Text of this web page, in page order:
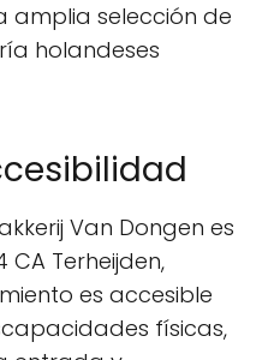
amplia selección de
holandeses
Van Dongen es
Terheijden,
es accesible
físicas,